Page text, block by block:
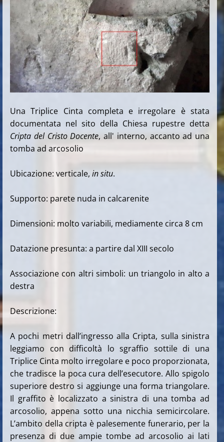
Una Triplice Cinta completa e irregolare è stata
documentata nel sito della Chiesa rupestre detta
Cripta del Cristo Docente, all' interno, accanto ad una
tomba ad arcosolio
Ubicazione: verticale, in situ.
Supporto: parete nuda in calcarenite
Dimensioni: molto variabili, mediamente circa 8 cm
Datazione presunta: a partire dal XIII secolo
Associazione con altri simboli: un triangolo in alto a
destra
Descrizione:
A pochi metri dall’ingresso alla Cripta, sulla sinistra
leggiamo con difficoltà lo sgraffio sottile di una
Triplice Cinta molto irregolare e poco proporzionata,
che tradisce la poca cura dell’esecutore. Allo spigolo
superiore destro si aggiunge una forma triangolare.
Il graffito è localizzato a sinistra di una tomba ad
arcosolio, appena sotto una nicchia semicircolare.
L’ambito della cripta è palesemente funerario, per la
presenza di due ampie tombe ad arcosolio ai lati